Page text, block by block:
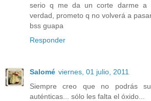
serio q me da un corte darme a
verdad, prometo q no volverá a
bss guapa
Responder
Salomé viernes, 01 julio, 2011
Siempre creo que no podrás
auténticas... sólo les falta el óxido...